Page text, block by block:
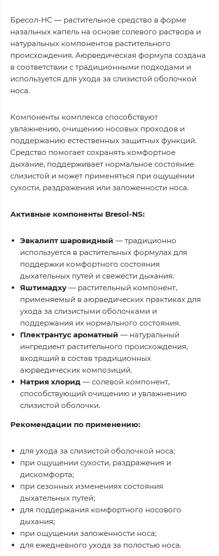
Бресол-НС — растительное средство в форме
назальных капель на основе солевого раствора и
натуральных компонентов растительного
происхождения. Аюрведическая формула создана
в соответствии с традиционными подходами и
используется для ухода за слизистой оболочкой
носа.
Компоненты комплекса способствуют
увлажнению, очищению носовых проходов и
поддержанию естественных защитных функций.
Средство помогает сохранять комфортное
дыхание, поддерживает нормальное состояние
слизистой и может применяться при ощущении
сухости, раздражения или заложенности носа.
Активные компоненты Bresol-NS:
Эвкалипт шаровидный — традиционно
используется в растительных формулах для
поддержки комфортного состояния
дыхательных путей и свежести дыхания.
Яштимадху — растительный компонент,
применяемый в аюрведических практиках для
ухода за слизистыми оболочками и
поддержания их нормального состояния.
Плектрантус ароматный — натуральный
ингредиент растительного происхождения,
входящий в состав традиционных
аюрведических композиций.
Натрия хлорид — солевой компонент,
способствующий очищению и увлажнению
слизистой оболочки.
Рекомендации по применению:
для ухода за слизистой оболочкой носа;
при ощущении сухости, раздражения и
дискомфорта;
при сезонных изменениях состояния
дыхательных путей;
для поддержания комфортного носового
дыхания;
при ощущении заложенности носа;
для ежедневного ухода за полостью носа.